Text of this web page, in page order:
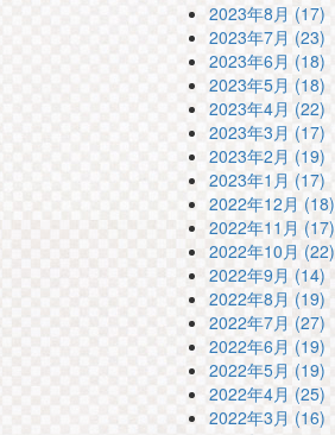
2023年8月 (17)
2023年7月 (23)
2023年6月 (18)
2023年5月 (18)
2023年4月 (22)
2023年3月 (17)
2023年2月 (19)
2023年1月 (17)
2022年12月 (18)
2022年11月 (17)
2022年10月 (22)
2022年9月 (14)
2022年8月 (19)
2022年7月 (27)
2022年6月 (19)
2022年5月 (19)
2022年4月 (25)
2022年3月 (16)